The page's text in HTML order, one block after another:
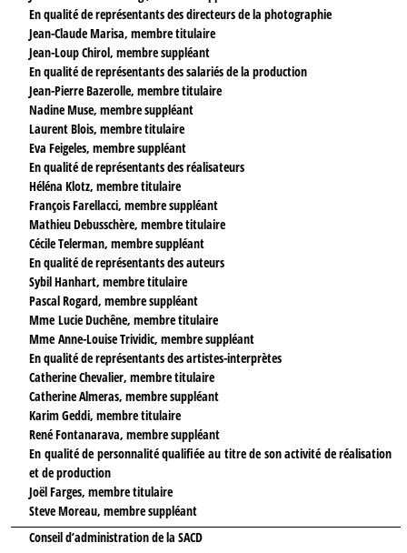
En qualité de représentants des directeurs de la photographie
Jean-Claude Marisa, membre titulaire
Jean-Loup Chirol, membre suppléant
En qualité de représentants des salariés de la production
Jean-Pierre Bazerolle, membre titulaire
Nadine Muse, membre suppléant
Laurent Blois, membre titulaire
Eva Feigeles, membre suppléant
En qualité de représentants des réalisateurs
Héléna Klotz, membre titulaire
François Farellacci, membre suppléant
Mathieu Debusschère, membre titulaire
Cécile Telerman, membre suppléant
En qualité de représentants des auteurs
Sybil Hanhart, membre titulaire
Pascal Rogard, membre suppléant
Mme Lucie Duchêne, membre titulaire
Mme Anne-Louise Trividic, membre suppléant
En qualité de représentants des artistes-interprètes
Catherine Chevalier, membre titulaire
Catherine Almeras, membre suppléant
Karim Geddi, membre titulaire
René Fontanarava, membre suppléant
En qualité de personnalité qualifiée au titre de son activité de réalisation
et de production
Joël Farges, membre titulaire
Steve Moreau, membre suppléant
Conseil d’administration de la SACD